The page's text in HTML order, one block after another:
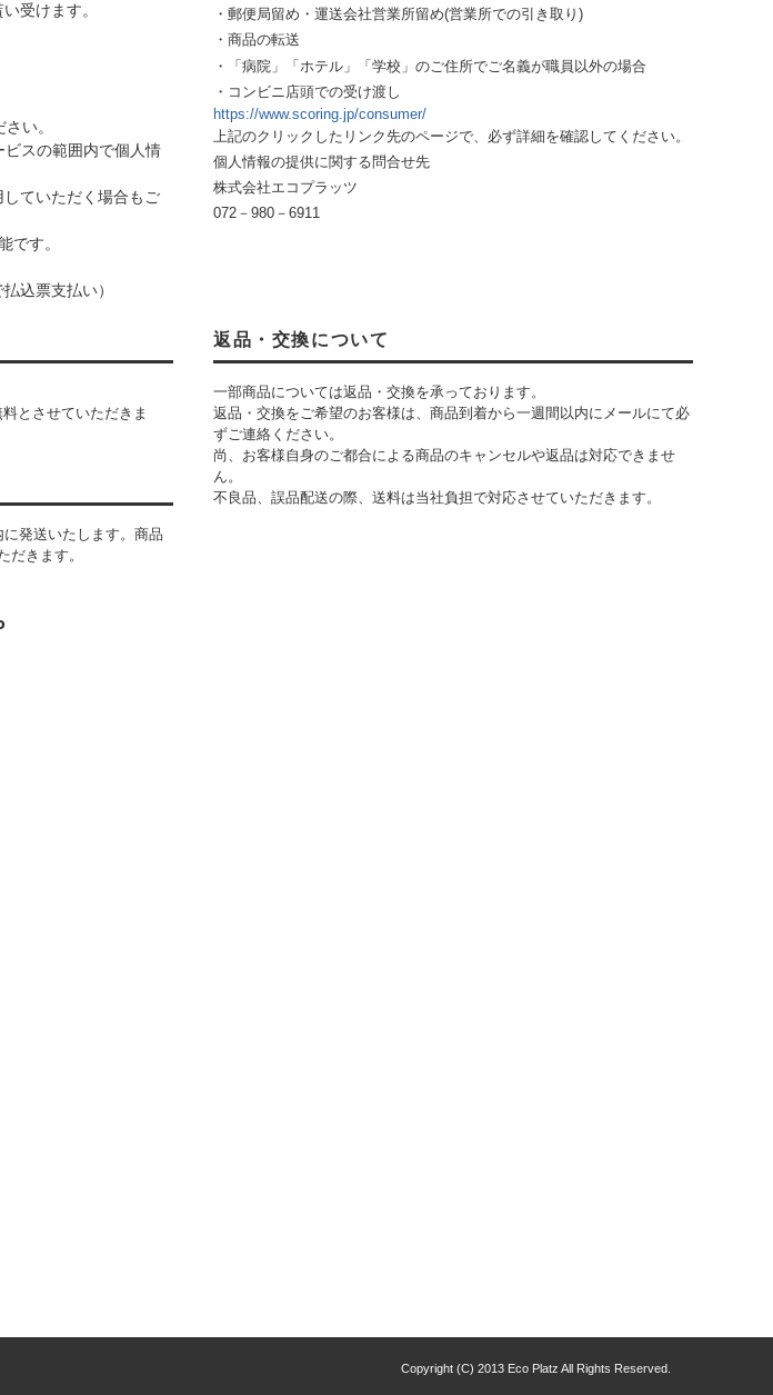
受けます。
い。
ビスの範囲内で個人情
ていただく場合もご
です。
込票支払い）
・郵便局留め・運送会社営業所留め(営業所での引き取り)
・商品の転送
・「病院」「ホテル」「学校」のご住所でご名義が職員以外の場合
・コンビニ店頭での受け渡し
https://www.scoring.jp/consumer/
上記のクリックしたリンク先のページで、必ず詳細を確認してください。
個人情報の提供に関する問合せ先
株式会社エコプラッツ
072－980－6911
とさせていただきま
発送いたします。商品
だきます。
返品・交換について
一部商品については返品・交換を承っております。
返品・交換をご希望のお客様は、商品到着から一週間以内にメールにて必
ずご連絡ください。
尚、お客様自身のご都合による商品のキャンセルや返品は対応できませ
ん。
不良品、誤品配送の際、送料は当社負担で対応させていただきます。
Copyright (C) 2013 Eco Platz All Rights Reserved.